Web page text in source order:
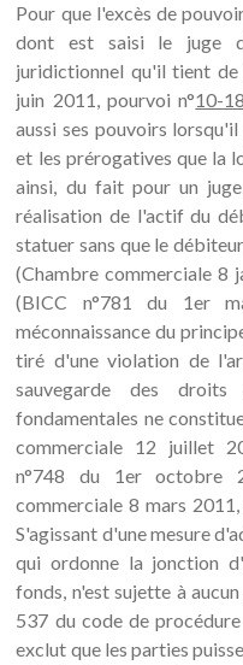
Pour que l'excès de
dont est saisi le juge
juridictionnel qu'il tient
juin 2011, pourvoi n°10-
aussi ses pouvoirs
et les prérogatives que la
ainsi, du fait pour un
réalisation de l'actif du
statuer sans que le
(Chambre commerciale 8
(BICC n°781 du 1er
méconnaissance du
tiré d'une violation de
sauvegarde des
fondamentales ne
commerciale 12 juillet
n°748 du 1er octobre
commerciale 8 mars
S'agissant d'une mesure
qui ordonne la jonction
fonds, n'est sujette à
537 du code de
exclut que les parties